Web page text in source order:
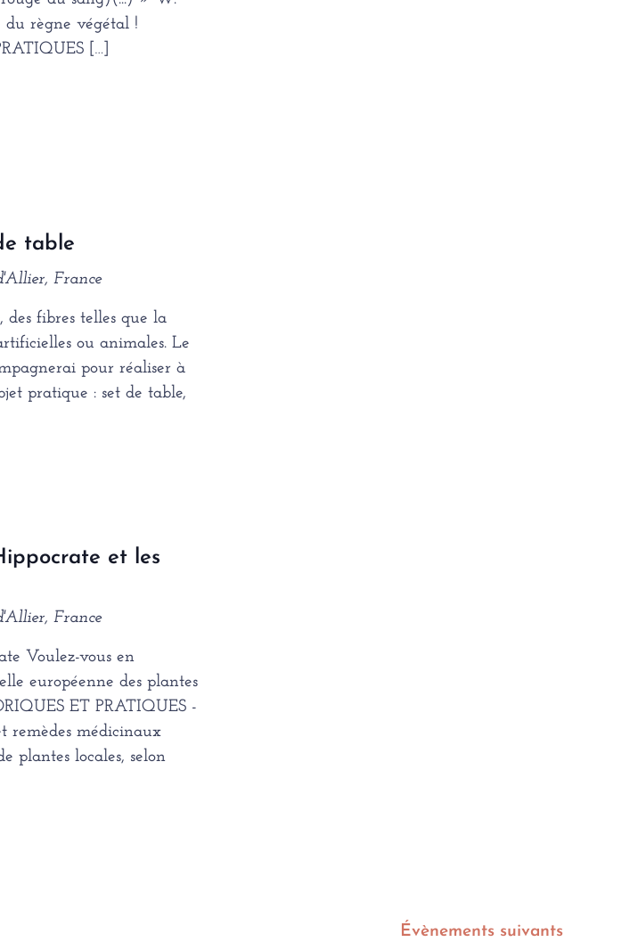
règne végétal !
[…]
table
France
des fibres telles que la
ou animales. Le
pour réaliser à
pratique : set de table,
et les
France
Voulez-vous en
européenne des plantes
ET PRATIQUES -
remèdes médicinaux
plantes locales, selon
Évènements suivants